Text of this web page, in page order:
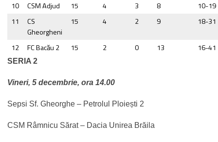
10 CSM Adjud 15 4 3 8
10-19
11
CS
Gheorgheni
15 4 2 9 18-31
12 FC Bacău 2 15 2 0 13 16-41
SERIA 2
Vineri, 5 decembrie, ora 14.00
Sepsi Sf. Gheorghe – Petrolul Ploiești 2
CSM Râmnicu Sărat – Dacia Unirea Brăila